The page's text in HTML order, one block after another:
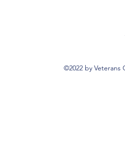
©2022 by Veterans